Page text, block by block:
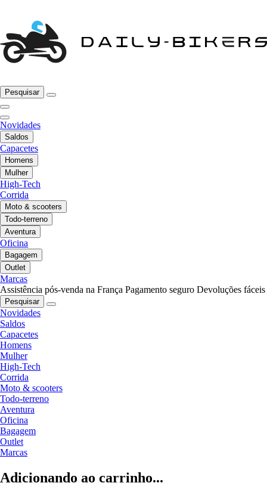
Pesquisar
Novidades
Saldos
Capacetes
Homens
Mulher
High-Tech
Corrida
Moto & scooters
Todo-terreno
Aventura
Oficina
Bagagem
Outlet
Marcas
Assistência pós-venda na França Pagamento seguro Devoluções fáceis
Pesquisar
Novidades
Saldos
Capacetes
Homens
Mulher
High-Tech
Corrida
Moto & scooters
Todo-terreno
Aventura
Oficina
Bagagem
Outlet
Marcas
Adicionando ao carrinho...